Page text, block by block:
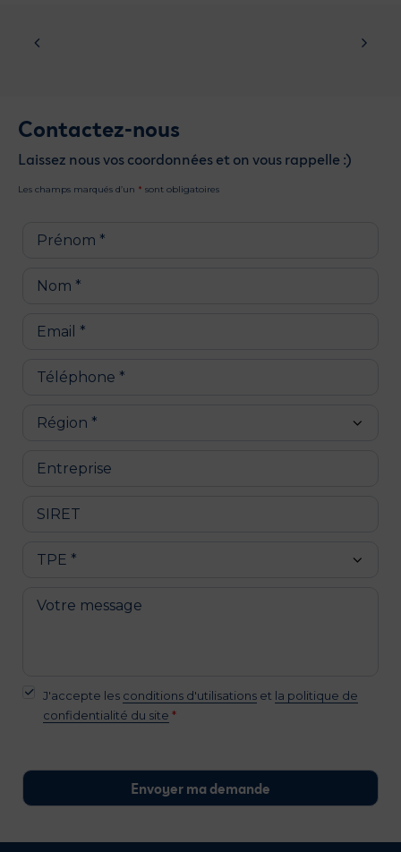
Contactez-nous
Laissez nous vos coordonnées et on vous rappelle :)
Les champs marqués d’un * sont obligatoires
J'accepte les conditions d'utilisationset la politique de
confidentialité du site *